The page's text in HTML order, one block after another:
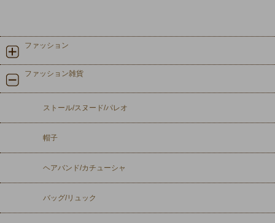
ファッション
ファッション雑貨
ストール/スヌード/パレオ
帽子
ヘアバンド/カチューシャ
バッグ/リュック